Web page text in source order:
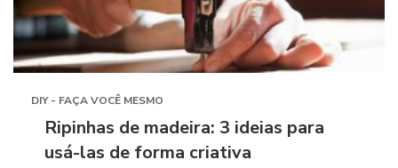
DIY - FAÇA VOCÊ MESMO
Ripinhas de madeira: 3 ideias para
usá-las de forma criativa